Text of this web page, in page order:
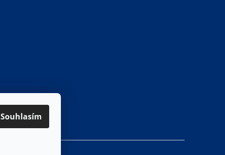
Souhlasím